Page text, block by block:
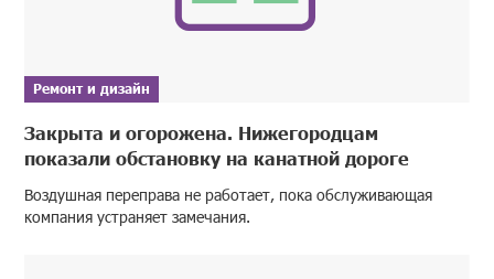
Ремонт и дизайн
Закрыта и огорожена. Нижегородцам
показали обстановку на канатной дороге
Воздушная переправа не работает, пока обслуживающая
компания устраняет замечания.